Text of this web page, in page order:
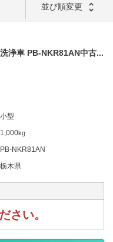
並び順変更 unfold_more
浄車 PB-NKR81AN中古...
小型
1,000kg
PB-NKR81AN
栃木県
さい。